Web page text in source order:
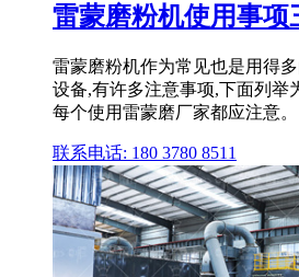
雷蒙磨粉机使用事项
雷蒙磨粉机作为常见也是用得
设备,有许多注意事项,下面列举
每个使用雷蒙磨厂家都应注意。
联系电话: 180 3780 8511